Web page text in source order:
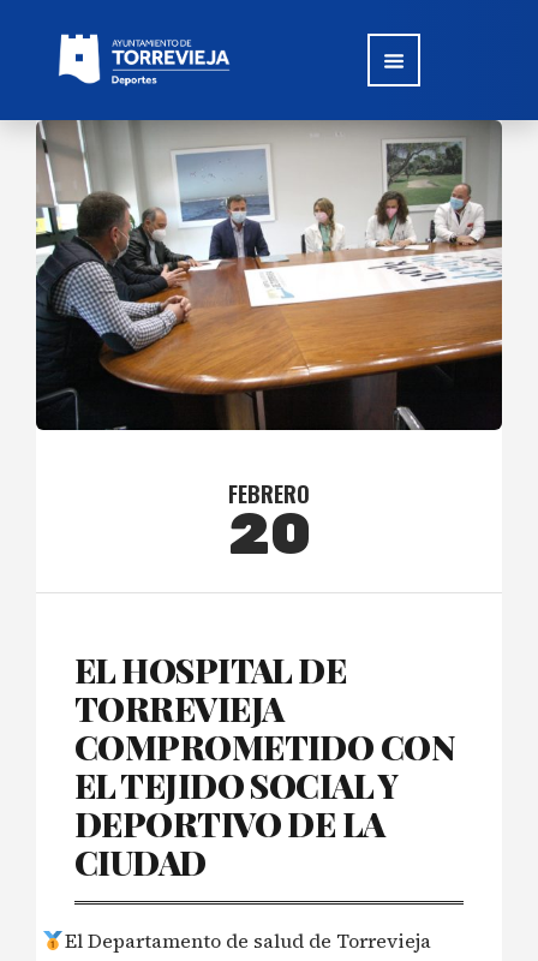
FEBRERO
20
EL HOSPITAL DE
TORREVIEJA
COMPROMETIDO CON
EL TEJIDO SOCIAL Y
DEPORTIVO DE LA
CIUDAD
El Departamento de salud de Torrevieja